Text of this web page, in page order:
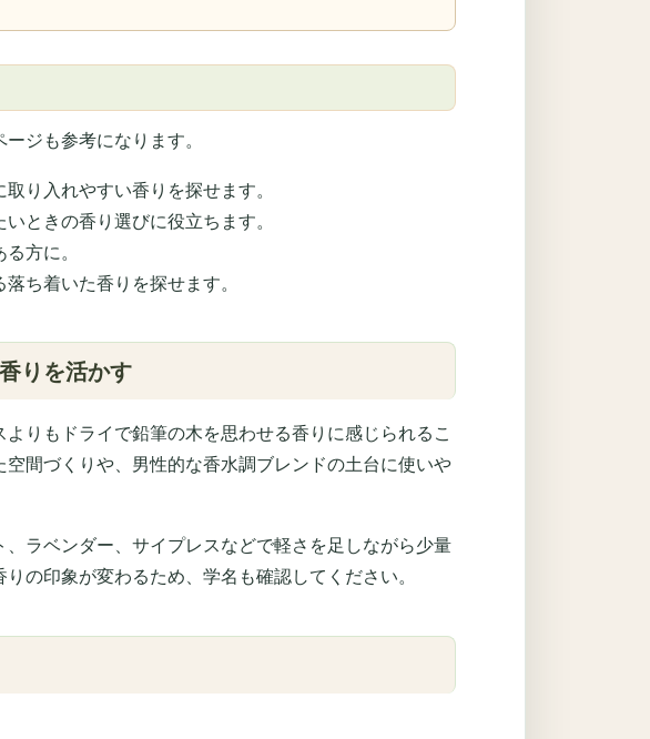
ジも参考になります。
取り入れやすい香りを探せます。
いときの香り選びに役立ちます。
方に。
落ち着いた香りを探せます。
りを活かす
りもドライで鉛筆の木を思わせる香りに感じられるこ
間づくりや、男性的な香水調ブレンドの土台に使いや
ラベンダー、サイプレスなどで軽さを足しながら少量
の印象が変わるため、学名も確認してください。